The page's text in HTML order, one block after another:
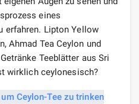
eines
erfahren. Lipton Yellow
Ahmad Tea Ceylon und
Teeblätter aus Sri
wirklich ceylonesisch?